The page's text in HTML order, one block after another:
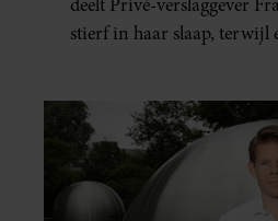
stierf in haar slaap, terwijl